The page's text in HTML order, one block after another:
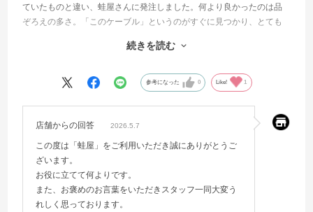
ていたものと違い、蛙屋さんに発注しました。何より良かったのは品
ぞろえの多さ。「このケーブル」というのがすぐに見つかり、とても
ケーブルが必要になったら次は迷わず蛙屋さんで探そうと思いまし
続きを読む
参考になった 0 Like! 1
店舗からの回答 2026.5.7
この度は「蛙屋」をご利用いただき誠にありがとうご
ざいます。
お役に立てて何よりです。
また、お褒めのお言葉をいただきスタッフ一同大変う
れしく思っております。